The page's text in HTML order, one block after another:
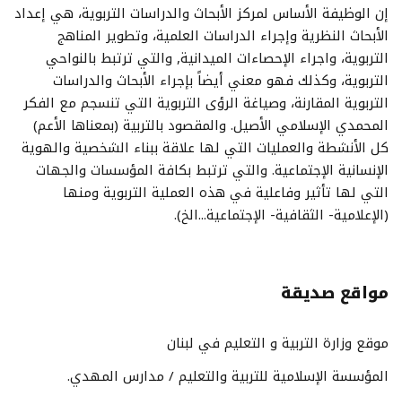
إن الوظيفة الأساس لمركز الأبحاث والدراسات التربوية، هي إعداد
الأبحاث النظرية وإجراء الدراسات العلمية، وتطوير المناهج
التربوية، واجراء الإحصاءات الميدانية, والتي ترتبط بالنواحي
التربوية، وكذلك فهو معني أيضاً بإجراء الأبحاث والدراسات
التربوية المقارنة، وصياغة الرؤى التربوية التي تنسجم مع الفكر
المحمدي الإسلامي الأصيل. والمقصود بالتربية (بمعناها الأعم)
كل الأنشطة والعمليات التي لها علاقة ببناء الشخصية والهوية
الإنسانية الإجتماعية. والتي ترتبط بكافة المؤسسات والجهات
التي لها تأثير وفاعلية في هذه العملية التربوية ومنها
(الإعلامية- الثقافية- الإجتماعية...الخ).
مواقع صديقة
موقع وزارة التربية و التعليم في لبنان
المؤسسة الإسلامية للتربية والتعليم / مدارس المهدي.